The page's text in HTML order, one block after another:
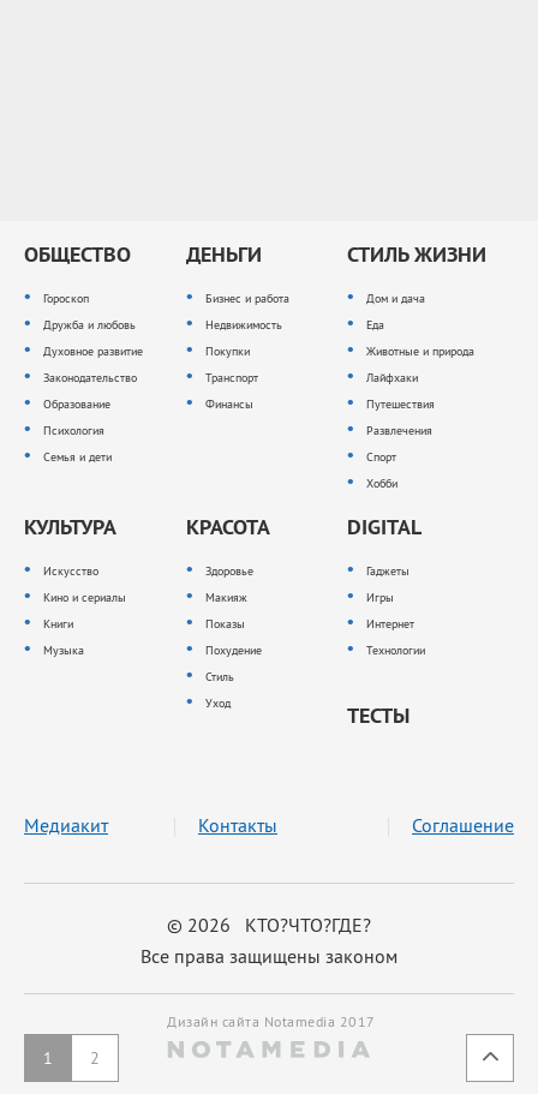
1 2
ОБЩЕСТВО
Гороскоп
Дружба и любовь
Духовное развитие
Законодательство
Образование
Психология
Семья и дети
ДЕНЬГИ
Бизнес и работа
Недвижимость
Покупки
Транспорт
Финансы
СТИЛЬ ЖИЗНИ
Дом и дача
Еда
Животные и природа
Лайфхаки
Путешествия
Развлечения
Спорт
Хобби
КУЛЬТУРА
Искусство
Кино и сериалы
Книги
Музыка
КРАСОТА
Здоровье
Макияж
Показы
Похудение
Стиль
Уход
DIGITAL
Гаджеты
Игры
Интернет
Технологии
ТЕСТЫ
© 2026 КТО?ЧТО?ГДЕ?
Все права защищены законом
Медиакит Контакты Соглашение
Дизайн сайта Notamedia 2017